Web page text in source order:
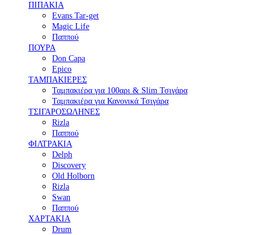
ΠΙΠΑΚΙΑ
Evans Tar-get
Magic Life
Παππού
ΠΟΥΡΑ
Don Capa
Epico
ΤΑΜΠΑΚΙΕΡΕΣ
Ταμπακιέρα για 100αρι & Slim Τσιγάρα
Ταμπακιέρα για Κανονικά Τσιγάρα
ΤΣΙΓΑΡΟΣΩΛΗΝΕΣ
Rizla
Παππού
ΦΙΛΤΡΑΚΙΑ
Delph
Discovery
Old Holborn
Rizla
Swan
Παππού
ΧΑΡΤΑΚΙΑ
Drum